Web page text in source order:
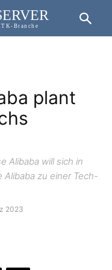
Branche
plant
Alibaba will sich in
Alibaba zu einer Tech-
2023